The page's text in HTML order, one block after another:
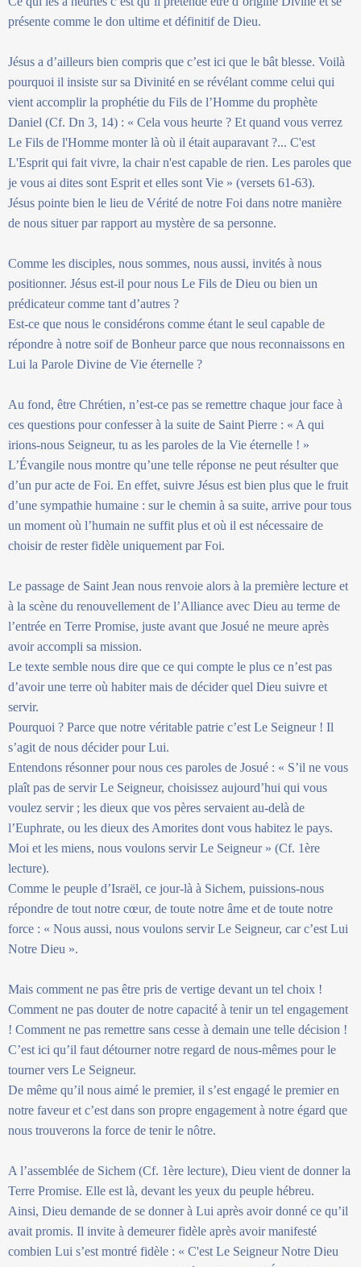
présente comme le don ultime et définitif de Dieu.
Jésus a d’ailleurs bien compris que c’est ici que le bât blesse. Voilà
pourquoi il insiste sur sa Divinité en se révélant comme celui qui
vient accomplir la prophétie du Fils de l’Homme du prophète
Daniel (Cf. Dn 3, 14) : « Cela vous heurte ? Et quand vous verrez
Le Fils de l'Homme monter là où il était auparavant ?... C'est
L'Esprit qui fait vivre, la chair n'est capable de rien. Les paroles que
je vous ai dites sont Esprit et elles sont Vie » (versets 61-63).
Jésus pointe bien le lieu de Vérité de notre Foi dans notre manière
de nous situer par rapport au mystère de sa personne.
Comme les disciples, nous sommes, nous aussi, invités à nous
positionner. Jésus est-il pour nous Le Fils de Dieu ou bien un
prédicateur comme tant d’autres ?
Est-ce que nous le considérons comme étant le seul capable de
répondre à notre soif de Bonheur parce que nous reconnaissons en
Lui la Parole Divine de Vie éternelle ?
Au fond, être Chrétien, n’est-ce pas se remettre chaque jour face à
ces questions pour confesser à la suite de Saint Pierre : « A qui
irions-nous Seigneur, tu as les paroles de la Vie éternelle ! »
L’Évangile nous montre qu’une telle réponse ne peut résulter que
d’un pur acte de Foi. En effet, suivre Jésus est bien plus que le fruit
d’une sympathie humaine : sur le chemin à sa suite, arrive pour tous
un moment où l’humain ne suffit plus et où il est nécessaire de
choisir de rester fidèle uniquement par Foi.
Le passage de Saint Jean nous renvoie alors à la première lecture et
à la scène du renouvellement de l’Alliance avec Dieu au terme de
l’entrée en Terre Promise, juste avant que Josué ne meure après
avoir accompli sa mission.
Le texte semble nous dire que ce qui compte le plus ce n’est pas
d’avoir une terre où habiter mais de décider quel Dieu suivre et
servir.
Pourquoi ? Parce que notre véritable patrie c’est Le Seigneur ! Il
s’agit de nous décider pour Lui.
Entendons résonner pour nous ces paroles de Josué : « S’il ne vous
plaît pas de servir Le Seigneur, choisissez aujourd’hui qui vous
voulez servir ; les dieux que vos pères servaient au-delà de
l’Euphrate, ou les dieux des Amorites dont vous habitez le pays.
Moi et les miens, nous voulons servir Le Seigneur » (Cf. 1ère
lecture).
Comme le peuple d’Israël, ce jour-là à Sichem, puissions-nous
répondre de tout notre cœur, de toute notre âme et de toute notre
force : « Nous aussi, nous voulons servir Le Seigneur, car c’est Lui
Notre Dieu ».
Mais comment ne pas être pris de vertige devant un tel choix !
Comment ne pas douter de notre capacité à tenir un tel engagement
! Comment ne pas remettre sans cesse à demain une telle décision !
C’est ici qu’il faut détourner notre regard de nous-mêmes pour le
tourner vers Le Seigneur.
De même qu’il nous aimé le premier, il s’est engagé le premier en
notre faveur et c’est dans son propre engagement à notre égard que
nous trouverons la force de tenir le nôtre.
A l’assemblée de Sichem (Cf. 1ère lecture), Dieu vient de donner la
Terre Promise. Elle est là, devant les yeux du peuple hébreu.
Ainsi, Dieu demande de se donner à Lui après avoir donné ce qu’il
avait promis. Il invite à demeurer fidèle après avoir manifesté
combien Lui s’est montré fidèle : « C'est Le Seigneur Notre Dieu